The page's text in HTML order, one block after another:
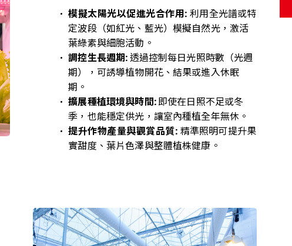
模擬太陽光以促進光合作用: 利用全光譜或特
定波段（如紅光、藍光）模擬自然光，激活
葉綠素與細胞活動。
調控生長週期:透過控制每日光照時數（光週
期），可誘導植物開花、結果或進入休眠
期。
擴展種植環境與時間:即使在日照不足或冬
季，也能穩定供光，讓室內種植全年無休。
提升作物產量與觀賞品質: 精準照明可提升果
實甜度、葉片色澤與整體植株健康。